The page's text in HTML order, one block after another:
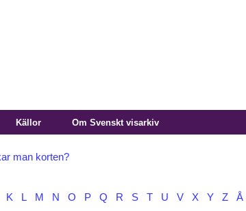
Källor Om Svenskt visarkiv
man korten?
K L M N O P Q R S T U V X Y Z Å